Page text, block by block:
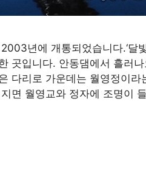
년에 개통되었습니다.‘달
곳입니다. 안동댐에서 흘러
다리로 가운데는 월영정이
면 월영교와 정자에 조명이